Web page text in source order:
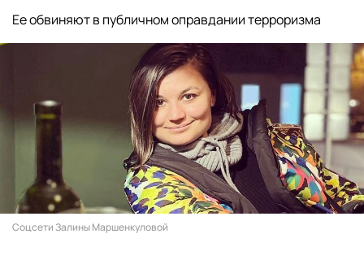
Ее обвиняют в публичном оправдании терроризма
Соцсети Залины Маршенкуловой